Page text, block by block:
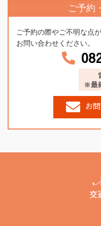
ご予約
ご予約の際やご不明な点
お問い合わせください。
※最
お
交